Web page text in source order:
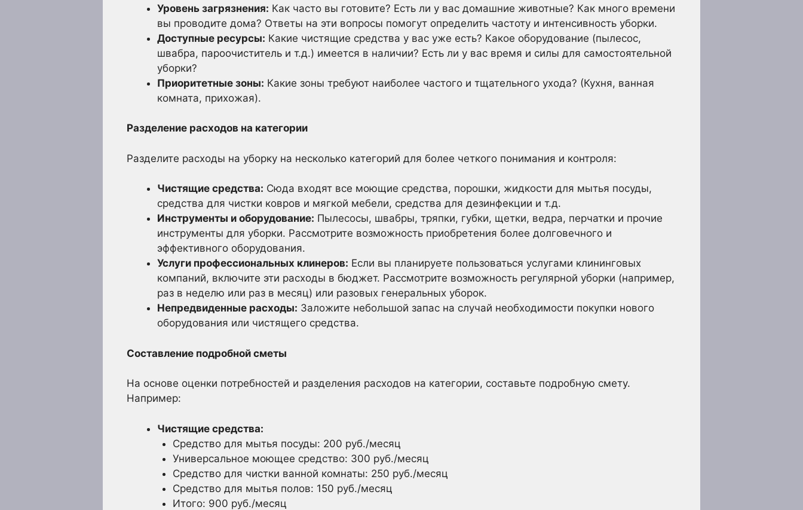
Уровень загрязнения: Как часто вы готовите? Есть ли у вас домашние животные? Как много времени
вы проводите дома? Ответы на эти вопросы помогут определить частоту и интенсивность уборки.
Доступные ресурсы: Какие чистящие средства у вас уже есть? Какое оборудование (пылесос,
швабра, пароочиститель и т.д.) имеется в наличии? Есть ли у вас время и силы для самостоятельной
уборки?
Приоритетные зоны: Какие зоны требуют наиболее частого и тщательного ухода? (Кухня, ванная
комната, прихожая).
Разделение расходов на категории
Разделите расходы на уборку на несколько категорий для более четкого понимания и контроля:
Чистящие средства: Сюда входят все моющие средства, порошки, жидкости для мытья посуды,
средства для чистки ковров и мягкой мебели, средства для дезинфекции и т.д.
Инструменты и оборудование: Пылесосы, швабры, тряпки, губки, щетки, ведра, перчатки и прочие
инструменты для уборки. Рассмотрите возможность приобретения более долговечного и
эффективного оборудования.
Услуги профессиональных клинеров: Если вы планируете пользоваться услугами клининговых
компаний, включите эти расходы в бюджет. Рассмотрите возможность регулярной уборки (например,
раз в неделю или раз в месяц) или разовых генеральных уборок.
Непредвиденные расходы: Заложите небольшой запас на случай необходимости покупки нового
оборудования или чистящего средства.
Составление подробной сметы
На основе оценки потребностей и разделения расходов на категории, составьте подробную смету.
Например:
Чистящие средства:
Средство для мытья посуды: 200 руб./месяц
Универсальное моющее средство: 300 руб./месяц
Средство для чистки ванной комнаты: 250 руб./месяц
Средство для мытья полов: 150 руб./месяц
Итого: 900 руб./месяц